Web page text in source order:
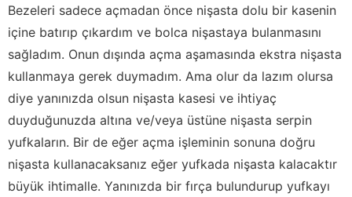
Bezeleri sadece açmadan önce nişasta dolu bir kasenin
içine batırıp çıkardım ve bolca nişastaya bulanmasını
sağladım. Onun dışında açma aşamasında ekstra nişasta
kullanmaya gerek duymadım. Ama olur da lazım olursa
diye yanınızda olsun nişasta kasesi ve ihtiyaç
duyduğunuzda altına ve/veya üstüne nişasta serpin
yufkaların. Bir de eğer açma işleminin sonuna doğru
nişasta kullanacaksanız eğer yufkada nişasta kalacaktır
büyük ihtimalle. Yanınızda bir fırça bulundurup yufkayı